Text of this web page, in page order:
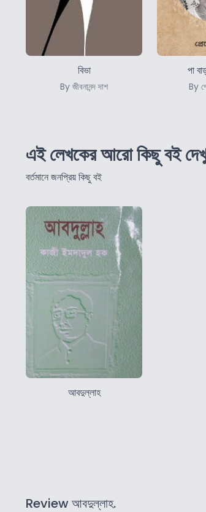
বিভা
By জীবনানন্দ দাশ
পা
By
এই লেখকের আরো কিছু বই
বর্তমানে জনপ্রিয় কিছু বই
আবদুল্লাহ
Review আবদুল্লাহ.